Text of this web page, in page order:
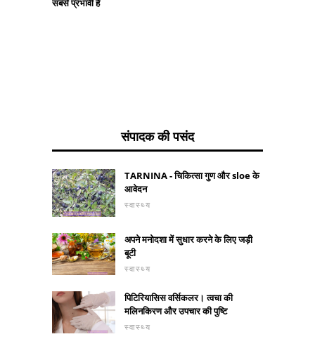
सबसे प्रभावी है
संपादक की पसंद
TARNINA - चिकित्सा गुण और sloe के
आवेदन
स्वास्थ्य
अपने मनोदशा में सुधार करने के लिए जड़ी
बूटी
स्वास्थ्य
पिटिरियासिस वर्सिकलर। त्वचा की
मलिनकिरण और उपचार की पुष्टि
स्वास्थ्य